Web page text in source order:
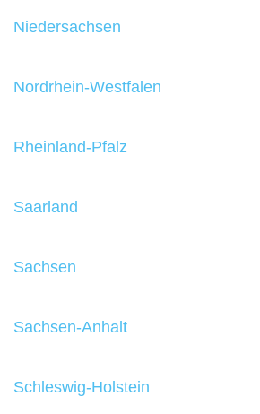
Niedersachsen
Nordrhein-Westfalen
Rheinland-Pfalz
Saarland
Sachsen
Sachsen-Anhalt
Schleswig-Holstein